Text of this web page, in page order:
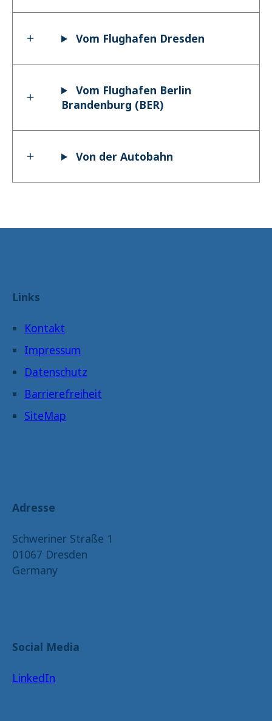
Vom Flughafen Dresden
Vom Flughafen Berlin
Brandenburg (BER)
Von der Autobahn
Links
Kontakt
Impressum
Datenschutz
Barrierefreiheit
SiteMap
Adresse
Schweriner Straße 1
01067 Dresden
Germany
Social Media
LinkedIn